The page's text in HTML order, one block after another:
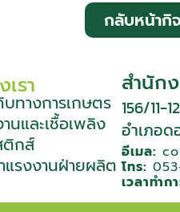
กลับหน้ากิ
รา
ทางการเกษตร
นและเชื้อเพลิง
ติกส์
แรงงานฝ่ายผลิต
สำนัก
156/11-
อําเภอด
อีเมล:
โทร:
เวลาทำก